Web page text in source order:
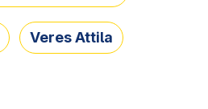
Veres Attila